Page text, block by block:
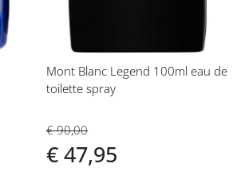
Mont Blanc Legend 100ml eau de
toilette spray
€ 90,00
€ 47,95